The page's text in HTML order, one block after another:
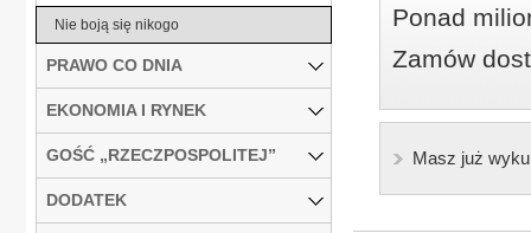
Ponad
Zamów
Masz już
Nie boją się nikogo
PRAWO CO DNIA
EKONOMIA I RYNEK
GOŚĆ „RZECZPOSPOLITEJ”
DODATEK